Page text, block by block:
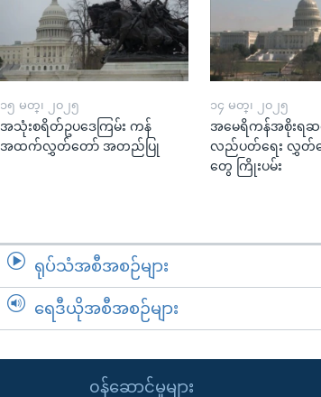
၁၅ မတ္၊ ၂၀၂၅
အသုံးစရိတ်ဥပဒေကြမ်း ကန်
အထက်လွှတ်တော် အတည်ပြု
၁၄ မတ္၊ ၂၀၂၅
အမေရိကန်အစိုး
လည်ပတ်ရေး လွှတ်
တွေ ကြိုးပမ်း
ရုပ်သံအစီအစဉ်များ
ရေဒီယိုအစီအစဉ်များ
၀န်ဆောင်မှုများ